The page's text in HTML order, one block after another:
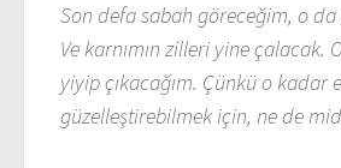
Son defa sabah göreceğim, o
Ve karnımın zilleri yine
yiyip çıkacağım. Çünkü o
güzelleştirebilmek için, ne de